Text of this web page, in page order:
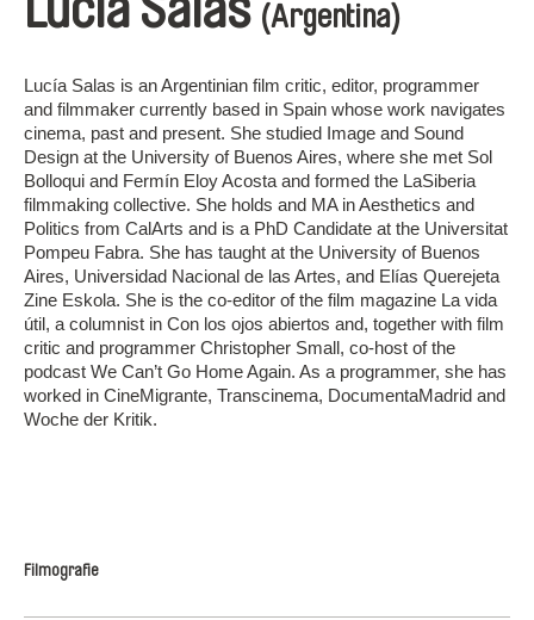
(Argentina)
Lucía Salas is an Argentinian film critic, editor, programmer
and filmmaker currently based in Spain whose work navigates
cinema, past and present. She studied Image and Sound
Design at the University of Buenos Aires, where she met Sol
Bolloqui and Fermín Eloy Acosta and formed the LaSiberia
filmmaking collective. She holds and MA in Aesthetics and
Politics from CalArts and is a PhD Candidate at the Universitat
Pompeu Fabra. She has taught at the University of Buenos
Aires, Universidad Nacional de las Artes, and Elías Querejeta
Zine Eskola. She is the co-editor of the film magazine La vida
útil, a columnist in Con los ojos abiertos and, together with film
critic and programmer Christopher Small, co-host of the
podcast We Can’t Go Home Again. As a programmer, she has
worked in CineMigrante, Transcinema, DocumentaMadrid and
Woche der Kritik.
Filmografie